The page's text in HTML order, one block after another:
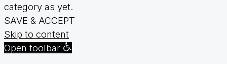
category as yet.
SAVE & ACCEPT
Skip to content
Open toolbar